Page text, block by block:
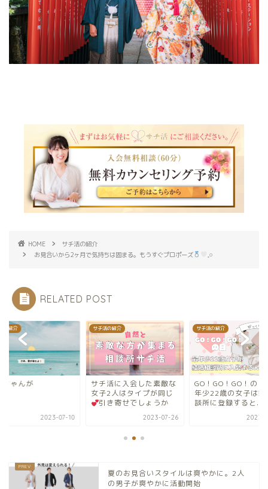
HOME
サチ活の紹介
お見合いから2ヶ月で気持ちは固まる。もうすぐプロポーズ
𓈒𓏸
RELATED POST
の紹介
に入会した素敵な
2023-07-26
サチ活の紹介
GO！GO！GO！の日、最
年少22歳の女子は結婚相
談所に登録すると...
2023-05-05
サチ活の紹介
すーちゃんが
2023-
夏のお見合いスタイルは爽やかに。2人
の男子が爽やかに活動開始